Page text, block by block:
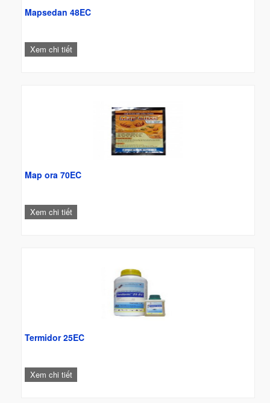
Mapsedan 48EC
Xem chi tiết
Map ora 70EC
Xem chi tiết
Termidor 25EC
Xem chi tiết